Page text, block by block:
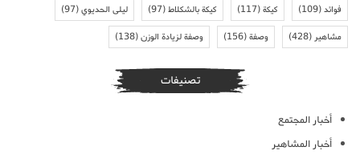
فوائد(109) كيكة(117) كيكة بالشكلاط(97) ليلى الحديوي(97)
مشاهير (428) وصفة(156) وصفة لزيادة الوزن(138)
تصنيفات
أخبار المجتمع
أخبار المشاهير